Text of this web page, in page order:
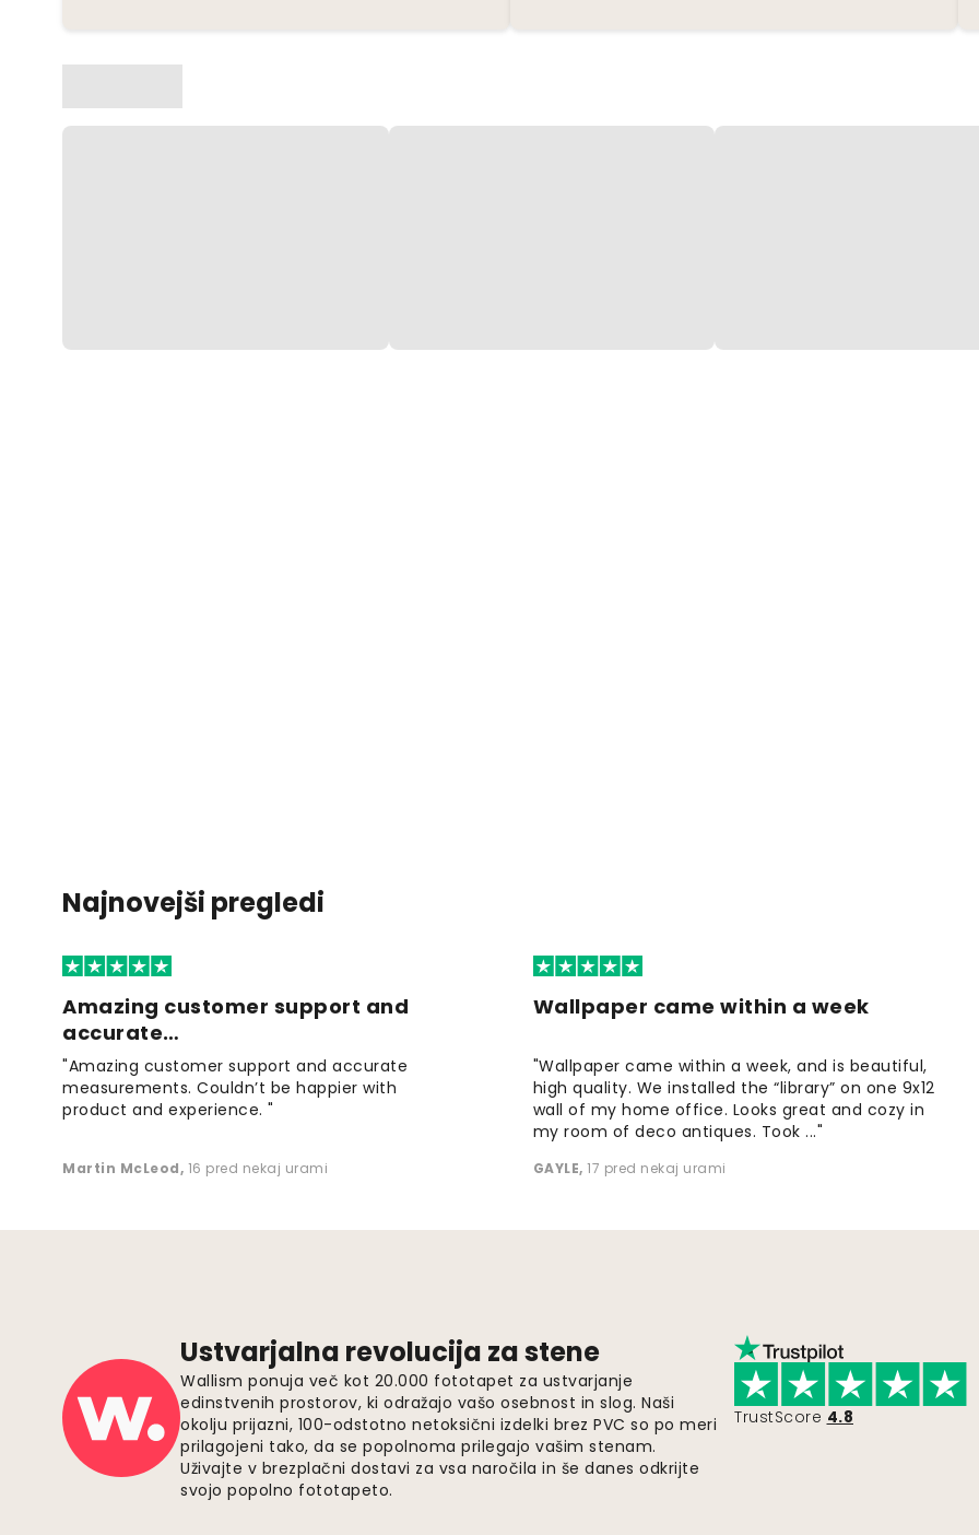
Najnovejši pregledi
Amazing customer support and
accurate…
"Amazing customer support and accurate
measurements. Couldn’t be happier with
product and experience. "
Martin McLeod, 16 pred nekaj urami
Wallpaper came within a week
"Wallpaper came within a week, and is beautiful,
high quality. We installed the “library” on one 9x12
wall of my home office. Looks great and cozy in
my room of deco antiques. Took ..."
GAYLE, 17 pred nekaj urami
Ustvarjalna revolucija za stene
Wallism ponuja več kot 20.000 fototapet za ustvarjanje
edinstvenih prostorov, ki odražajo vašo osebnost in slog. Naši
okolju prijazni, 100-odstotno netoksični izdelki brez PVC so po meri
prilagojeni tako, da se popolnoma prilegajo vašim stenam.
Uživajte v brezplačni dostavi za vsa naročila in še danes odkrijte
svojo popolno fototapeto.
TrustScore 4.8